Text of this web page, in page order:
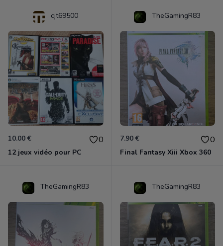
cjt69500
10.00 € 0
12 jeux vidéo pour PC
TheGamingR83
7.90 € 0
Final Fantasy Xiii Xbox 360
TheGamingR83 TheGamingR83